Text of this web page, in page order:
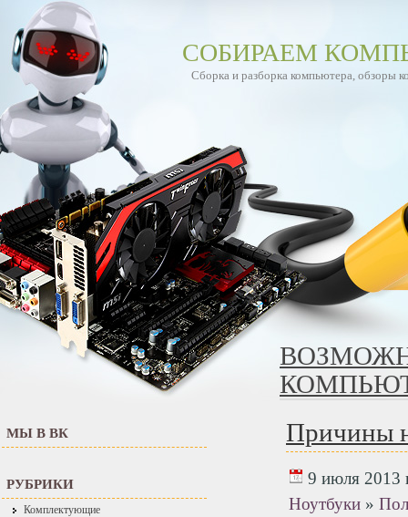
СОБИРАЕМ
Сборка и разборка компьютера, обзоры
МЫ В ВК
РУБРИКИ
Комплектующие
Причины
9 июля 2013
Ноутбуки »